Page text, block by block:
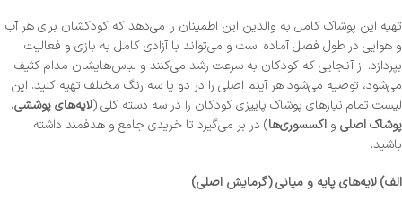
تهیه این پوشاک کامل به والدین این اطمینان را می‌دهد که کودکشان برای هر آب
و هوایی در طول فصل آماده است و می‌تواند با آزادی کامل به بازی و فعالیت
بپردازد. از آنجایی که کودکان به سرعت رشد می‌کنند و لباس‌هایشان مدام کثیف
می‌شود، توصیه می‌شود هر آیتم اصلی را در دو یا سه رنگ مختلف تهیه کنید. این
لیست تمام نیازهای پوشاک پاییزی کودکان را در سه دسته کلی (لایه‌های پوششی،
پوشاک اصلی و اکسسوری‌ها) در بر می‌گیرد تا خریدی جامع و هدفمند داشته
باشید.
الف) لایه‌های پایه و میانی (گرمایش اصلی)